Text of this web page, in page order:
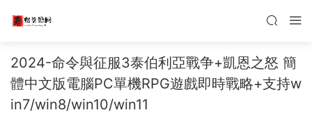
2024-命令與征服3泰伯利亞戰争+凱恩之怒 簡
體中文版電腦PC單機RPG遊戲即時戰略+支持w
in7/win8/win10/win11